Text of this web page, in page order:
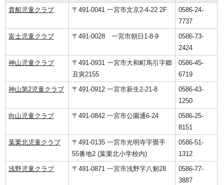
貴船児童クラブ
〒491-0041 一宮市文京2-4-22 2F
0586-24-
7737
富士児童クラブ
〒491-0028 一宮市朝日1-8-9
0586-73-
2424
神山児童クラブ
〒491-0931 一宮市大和町馬引字郷
丑寅2155
0586-45-
6719
神山第2児童クラブ
〒491-0912 一宮市新生2-21-8
0586-43-
1250
向山児童クラブ
〒491-0842 一宮市公園通6-24
0586-25-
8151
葉栗北児童クラブ
〒491-0135 一宮市光明寺字畳手
55番地2 (葉栗北小学校内)
0586-51-
1312
浅野児童クラブ
〒491-0871 一宮市浅野字八剱28
0586-77-
3887